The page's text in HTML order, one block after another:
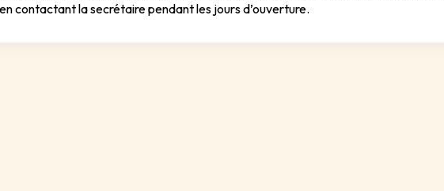
contactant la secrétaire pendant les jours d’ouverture.